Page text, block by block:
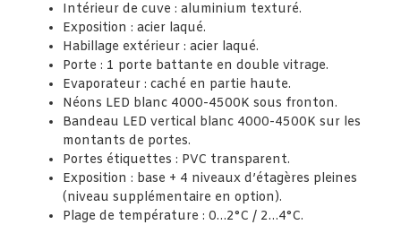
Intérieur de cuve : aluminium texturé.
Exposition : acier laqué.
Habillage extérieur : acier laqué.
Porte : 1 porte battante en double vitrage.
Evaporateur : caché en partie haute.
Néons LED blanc 4000-4500K sous fronton.
Bandeau LED vertical blanc 4000-4500K sur les
montants de portes.
Portes étiquettes : PVC transparent.
Exposition : base + 4 niveaux d’étagères pleines
(niveau supplémentaire en option).
Plage de température : 0…2°C / 2…4°C.